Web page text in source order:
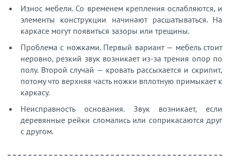
Износ мебели. Со временем крепления ослабляются, и
элементы конструкции начинают расшатываться. На
каркасе могут появиться зазоры или трещины.
Проблема с ножками. Первый вариант — мебель стоит
неровно, резкий звук возникает из-за трения опор по
полу. Второй случай — кровать рассыхается и скрипит,
потому что верхняя часть ножки вплотную примыкает к
каркасу.
Неисправность основания. Звук возникает, если
деревянные рейки сломались или соприкасаются друг
с другом.